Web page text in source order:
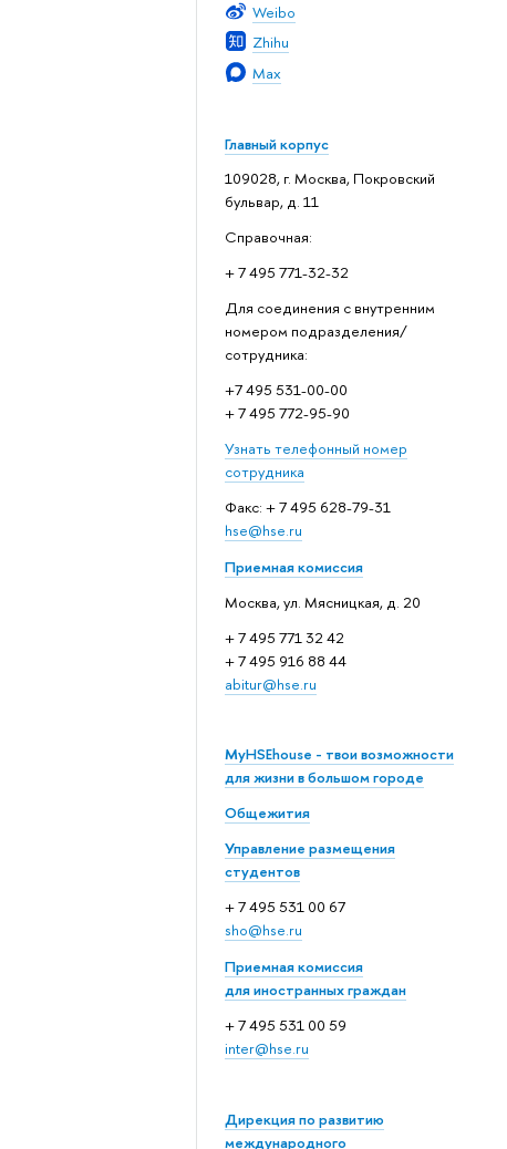
Weibo
Zhihu
Max
Главный корпус
109028, г. Москва, Покровский
бульвар, д. 11
Справочная:
+ 7 495 771-32-32
Для соединения с внутренним
номером подразделения/
сотрудника:
+7 495 531-00-00
+ 7 495 772-95-90
Узнать телефонный номер
сотрудника
Факс: + 7 495 628-79-31
hse@hse.ru
Приемная комиссия
Москва, ул. Мясницкая, д. 20
+ 7 495 771 32 42
+ 7 495 916 88 44
abitur@hse.ru
MyHSEhouse - твои возможности
для жизни в большом городе
Общежития
Управление размещения
студентов
+ 7 495 531 00 67
sho@hse.ru
Приемная комиссия
для иностранных граждан
+ 7 495 531 00 59
inter@hse.ru
Дирекция по развитию
международного